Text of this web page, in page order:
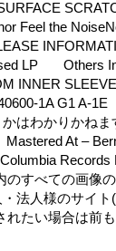
Feel the
LP Others
INNER
1A G1 A-
はわかりかねま
Mastered At –
Records
すべての画像
法人様のサイ
れたい場合は前